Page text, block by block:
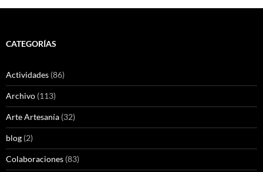
las
CATEGORÍAS
Actividades (86)
Archivo (113)
Arte Artesanía (32)
blog (2)
Colaboraciones (83)